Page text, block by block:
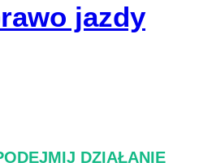
jazdy
DZIAŁANIE